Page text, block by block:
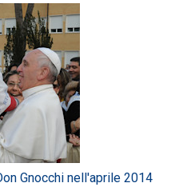
Gnocchi nell'aprile 2014